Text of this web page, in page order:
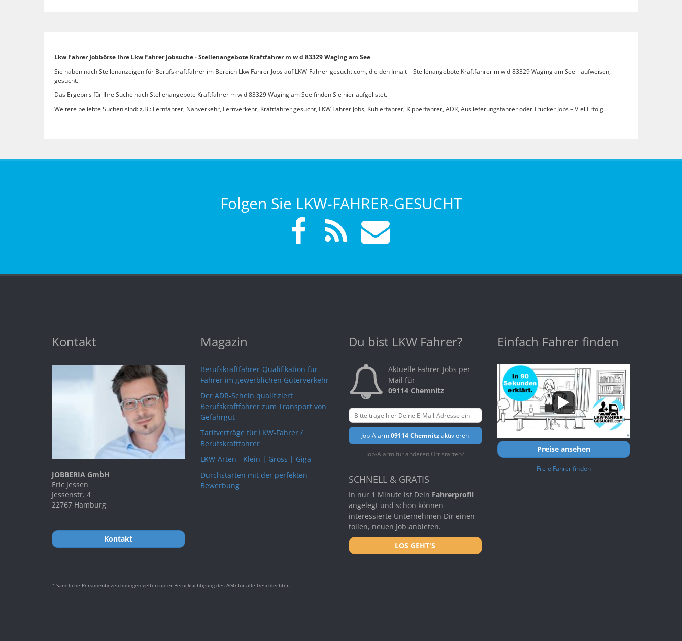
Lkw Fahrer Jobbörse Ihre Lkw Fahrer Jobsuche - Stellenangebote Kraftfahrer m w d 83329 Waging am See
Sie haben nach Stellenanzeigen für Berufskraftfahrer im Bereich Lkw Fahrer Jobs auf LKW-Fahrer-gesucht.com, die den Inhalt – Stellenangebote Kraftfahrer m w d 83329 Waging am See - aufweisen,
gesucht.
Das Ergebnis für Ihre Suche nach Stellenangebote Kraftfahrer m w d 83329 Waging am See finden Sie hier aufgelistet.
Weitere beliebte Suchen sind: z.B.: Fernfahrer, Nahverkehr, Fernverkehr, Kraftfahrer gesucht, LKW Fahrer Jobs, Kühlerfahrer, Kipperfahrer, ADR, Auslieferungsfahrer oder Trucker Jobs – Viel Erfolg.
Folgen Sie LKW-FAHRER-GESUCHT
Kontakt
JOBBERIA GmbH
Eric Jessen
Jessenstr. 4
22767 Hamburg
Kontakt
Magazin
Berufskraftfahrer-Qualifikation für
Fahrer im gewerblichen Güterverkehr
Der ADR-Schein qualifiziert
Berufskraftfahrer zum Transport von
Gefahrgut
Tarifverträge für LKW-Fahrer /
Berufskraftfahrer
LKW-Arten - Klein | Gross | Giga
Durchstarten mit der perfekten
Bewerbung
Du bist LKW Fahrer?
Aktuelle Fahrer-Jobs per
Mail für
09114 Chemnitz
Job-Alarm09114 Chemnitzaktivieren
Job-Alarm für anderen Ort starten?
SCHNELL & GRATIS
In nur 1 Minute ist Dein Fahrerprofil
angelegt und schon können
interessierte Unternehmen Dir einen
tollen, neuen Job anbieten.
LOS GEHT'S
Einfach Fahrer finden
Preise ansehen
Freie Fahrer finden
* Sämtliche Personenbezeichnungen gelten unter Berücksichtigung des AGG für alle Geschlechter.